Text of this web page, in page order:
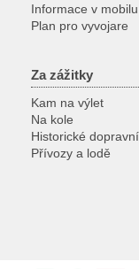
Informace v mobilu
Plan pro vyvojare
Za zážitky
Kam na výlet
Na kole
Historické
Přívozy a lodě